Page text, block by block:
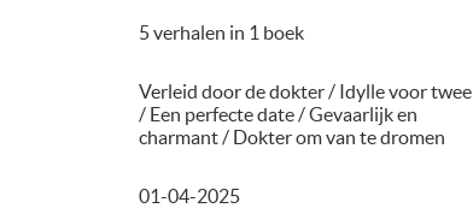
5 verhalen in 1 boek
Verleid door de dokter / Idylle voor twee
/ Een perfecte date / Gevaarlijk en
charmant / Dokter om van te dromen
01-04-2025